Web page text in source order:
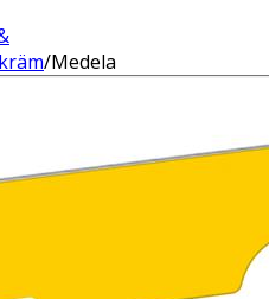
/Medela